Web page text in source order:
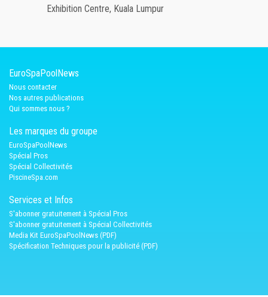
Exhibition Centre, Kuala Lumpur
EuroSpaPoolNews
Nous contacter
Nos autres publications
Qui sommes nous ?
Les marques du groupe
EuroSpaPoolNews
Spécial Pros
Spécial Collectivités
PiscineSpa.com
Services et Infos
S'abonner gratuitement à Spécial Pros
S'abonner gratuitement à Spécial Collectivités
Media Kit EuroSpaPoolNews (PDF)
Spécification Techniques pour la publicité (PDF)